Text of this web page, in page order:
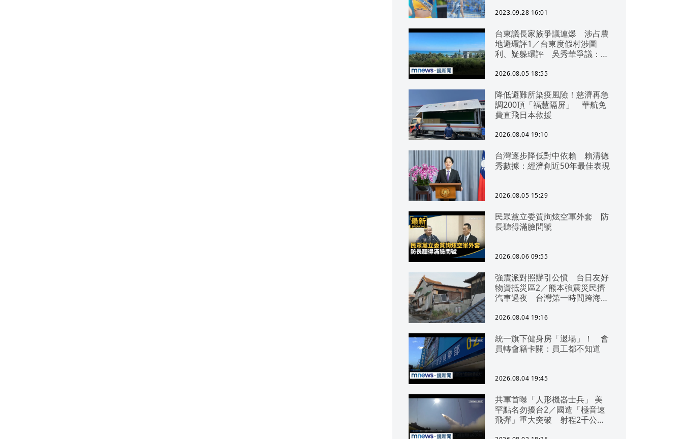
2023.09.28 16:01
台東議長家族爭議連爆 涉占農
地避環評1／台東度假村涉圖
利、疑躲環評 吳秀華爭議：概
2026.08.05 18:55
降低避難所染疫風險！慈濟再急
調200頂「福慧隔屏」 華航免
費直飛日本救援
2026.08.04 19:10
台灣逐步降低對中依賴 賴清德
秀數據：經濟創近50年最佳表現
2026.08.05 15:29
民眾黨立委質詢炫空軍外套 防
長聽得滿臉問號
2026.08.06 09:55
強震派對照辦引公憤 台日友好
物資抵災區2／熊本強震災民擠
汽車過夜 台灣第一時間跨海急
2026.08.04 19:16
統一旗下健身房「退場」！ 會
員轉會籍卡關：員工都不知道
2026.08.04 19:45
共軍首曝「人形機器士兵」 美
罕點名勿擾台2／國造「極音速
飛彈」重大突破 射程2千公里